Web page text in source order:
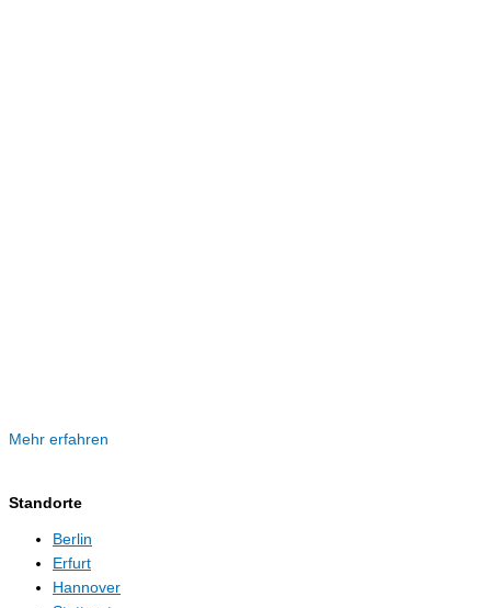
Mehr erfahren
Standorte
Berlin
Erfurt
Hannover